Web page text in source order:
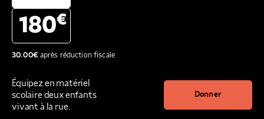
180€
30.00€après réduction fiscale
Équipez en matériel
scolaire deux enfants
vivant à la rue.
Donner